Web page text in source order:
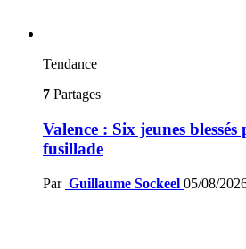
Tendance
7 Partages
Valence : Six jeunes
fusillade
Par Guillaume Sockeel 05/08/